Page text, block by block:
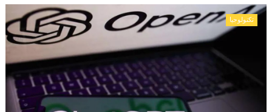
تكنولوجيا